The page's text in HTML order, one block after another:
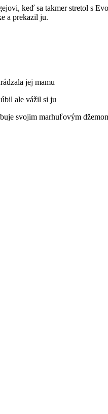
keď sa takmer stretol s
a prekazil ju.
jej mamu
ale vážil si ju
svojim marhuľovým